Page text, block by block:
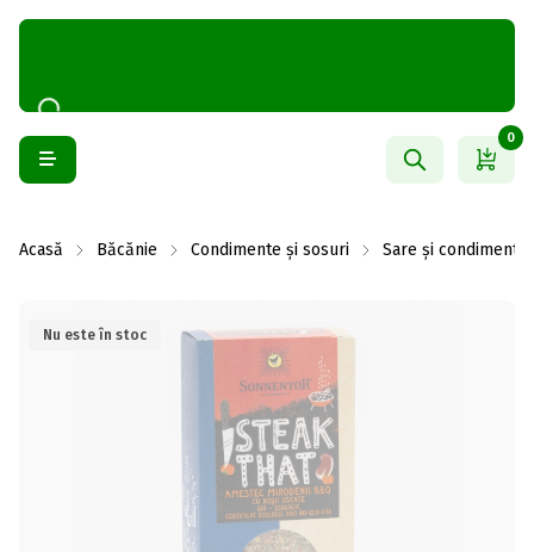
0
Acasă Băcănie Condimente și sosuri Sare și condimente
Nu este în stoc